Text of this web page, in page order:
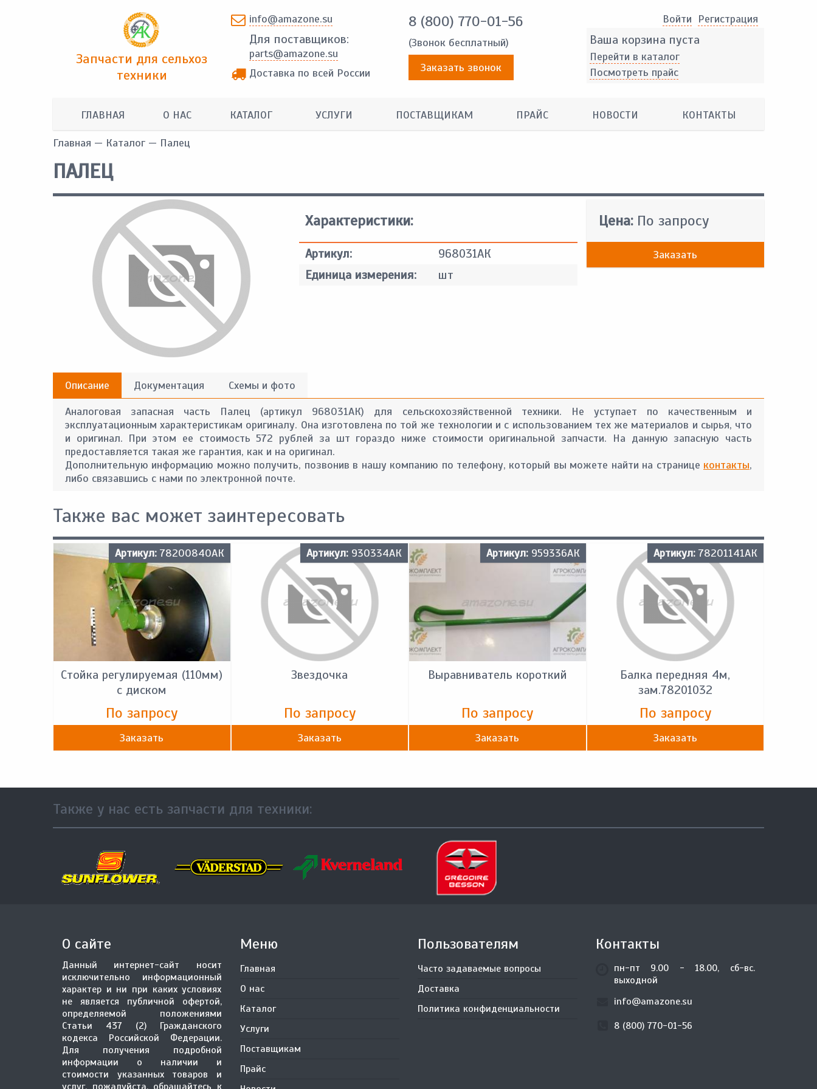
Запчасти для сельхоз
техники
info@amazone.su
Для поставщиков:
parts@amazone.su
Доставка по всей России
8 (800) 770-01-56
(Звонок бесплатный)
Заказать звонок
Войти Pегистрация
Ваша корзина пуста
Перейти в каталог
Посмотреть прайс
ГЛАВНАЯ О НАС КАТАЛОГ УСЛУГИ ПОСТАВЩИКАМ ПРАЙС НОВОСТИ КОНТАКТЫ
Главная — Каталог — Палец
ПАЛЕЦ
Характеристики:
Артикул:
968031АК
Единица измерения:
шт
Цена: По запросу
Заказать
Описание Документация
Схемы и фото
Аналоговая запасная часть Палец (артикул 968031АК) для сельскохозяйственной техники. Не уступает по качественным и
эксплуатационным характеристикам оригиналу. Она изготовлена по той же технологии и с использованием тех же материалов и сырья, что
и оригинал. При этом ее стоимость 572 рублей за шт гораздо ниже стоимости оригинальной запчасти. На данную запасную часть
предоставляется такая же гарантия, как и на оригинал.
Дополнительную информацию можно получить, позвонив в нашу компанию по телефону, который вы можете найти на странице контакты,
либо связавшись с нами по электронной почте.
Также вас может заинтересовать
Артикул: 78200840АК
Стойка регулируемая (110мм)
с диском
По запросу
Заказать
Артикул: 930334АК
Звездочка
По запросу
Заказать
Артикул: 959336АК
Выравниватель короткий
По запросу
Заказать
Артикул: 78201141АК
Балка передняя 4м,
зам.78201032
По запросу
Заказать
Также у нас есть запчасти для техники:
О сайте
Данный интернет-сайт носит
исключительно информационный
характер и ни при каких условиях
не является публичной офертой,
определяемой положениями
Статьи 437 (2) Гражданского
кодекса Российской Федерации.
Для получения подробной
информации о наличии и
стоимости указанных товаров и
услуг, пожалуйста, обращайтесь к
Меню
Главная
О нас
Каталог
Услуги
Поставщикам
Прайс
Пользователям
Часто задаваемые вопросы
Доставка
Политика конфиденциальности
Контакты
пн-пт 9.00 - 18.00, сб-вс.
выходной
info@amazone.su
8 (800) 770-01-56